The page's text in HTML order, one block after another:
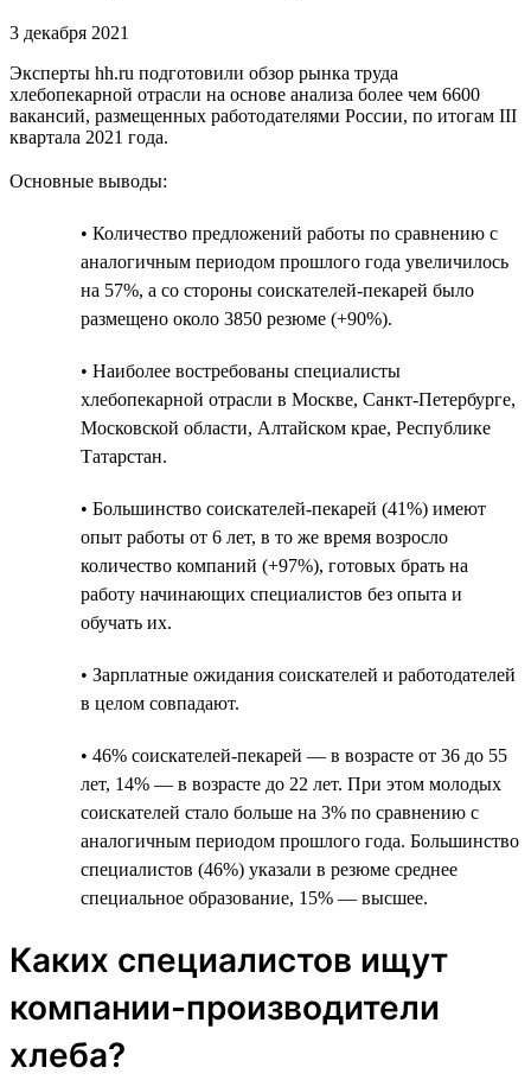
3 декабря 2021
Эксперты hh.ru подготовили обзор рынка труда
хлебопекарной отрасли на основе анализа более чем 6600
вакансий, размещенных работодателями России, по итогам III
квартала 2021 года.
Основные выводы:
• Количество предложений работы по сравнению с
аналогичным периодом прошлого года увеличилось
на 57%, а со стороны соискателей-пекарей было
размещено около 3850 резюме (+90%).
• Наиболее востребованы специалисты
хлебопекарной отрасли в Москве, Санкт-Петербурге,
Московской области, Алтайском крае, Республике
Татарстан.
• Большинство соискателей-пекарей (41%) имеют
опыт работы от 6 лет, в то же время возросло
количество компаний (+97%), готовых брать на
работу начинающих специалистов без опыта и
обучать их.
• Зарплатные ожидания соискателей и работодателей
в целом совпадают.
• 46% соискателей-пекарей — в возрасте от 36 до 55
лет, 14% — в возрасте до 22 лет. При этом молодых
соискателей стало больше на 3% по сравнению с
аналогичным периодом прошлого года. Большинство
специалистов (46%) указали в резюме среднее
специальное образование, 15% — высшее.
Каких специалистов ищут
компании-производители
хлеба?